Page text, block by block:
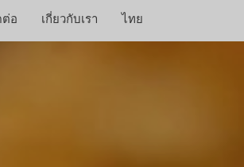
อ เกี่ยวกับเรา ไทย